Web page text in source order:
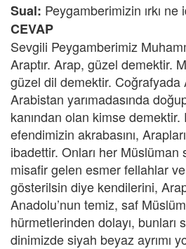
Sual: Peygamberimizin ırkı ne
CEVAP
Sevgili Peygamberimiz
Araptır. Arap, güzel demektir.
güzel dil demektir. Coğrafyada
Arabistan yarımadasında
kanından olan kimse
efendimizin akrabasını,
ibadettir. Onları her Müslüman
misafir gelen esmer fellahlar
gösterilsin diye kendilerini, Arap
Anadolu’nun temiz, saf
hürmetlerinden dolayı, bunları
dinimizde siyah beyaz ayrımı